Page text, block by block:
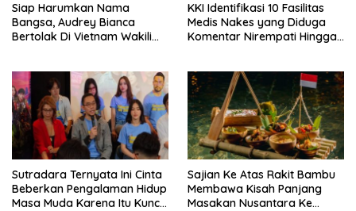
Siap Harumkan Nama
Bangsa, Audrey Bianca
Bertolak Di Vietnam Wakili
KKI Identifikasi 10 Fasilitas
Medis Nakes yang Diduga
Komentar Nirempati Hingga
Sutradara Ternyata Ini Cinta
Beberkan Pengalaman Hidup
Masa Muda Karena Itu Kunci
Sajian Ke Atas Rakit Bambu
Membawa Kisah Panjang
Masakan Nusantara Ke